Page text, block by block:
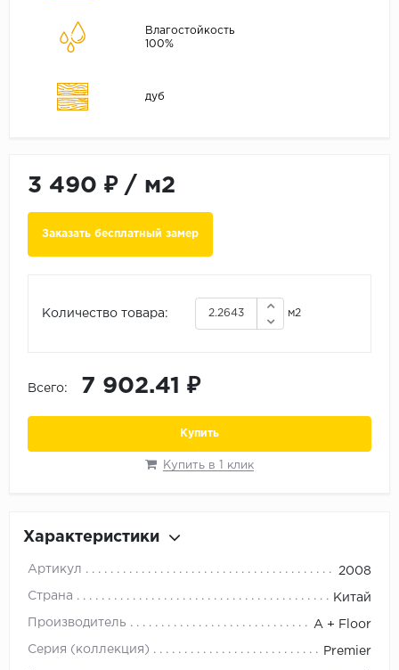
Влагостойкость
100%
дуб
3 490 ₽/ м2
Заказать бесплатный замер
Количество товара: м2
Всего: 7 902.41 ₽
Купить
Купить в 1 клик
Характеристики
Артикул 2008
Страна Китай
Производитель A + Floor
Серия (коллекция) Premier